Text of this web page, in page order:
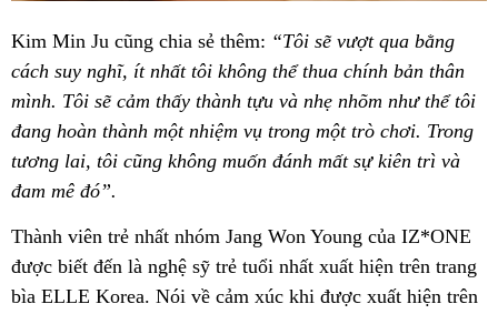
Kim Min Ju cũng chia sẻ thêm: “Tôi sẽ vượt qua bằng
cách suy nghĩ, ít nhất tôi không thể thua chính bản thân
mình. Tôi sẽ cảm thấy thành tựu và nhẹ nhõm như thể tôi
đang hoàn thành một nhiệm vụ trong một trò chơi. Trong
tương lai, tôi cũng không muốn đánh mất sự kiên trì và
đam mê đó”.
Thành viên trẻ nhất nhóm Jang Won Young của IZ*ONE
được biết đến là nghệ sỹ trẻ tuổi nhất xuất hiện trên trang
bìa ELLE Korea. Nói về cảm xúc khi được xuất hiện trên